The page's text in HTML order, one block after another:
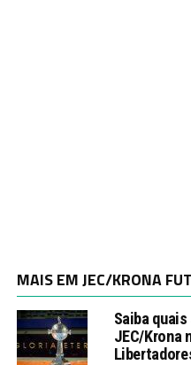
MAIS EM JEC/KRONA
Saiba
JEC/Krona